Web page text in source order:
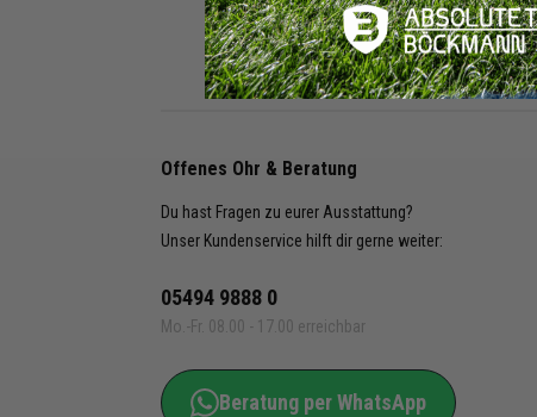
Rechnung Kreditkarte
Offenes Ohr & Beratung
Du hast Fragen zu eurer Ausstattung?
Unser Kundenservice hilft dir gerne weiter:
05494 9888 0
Mo.-Fr. 08.00 - 17.00 erreichbar
Beratung per WhatsApp